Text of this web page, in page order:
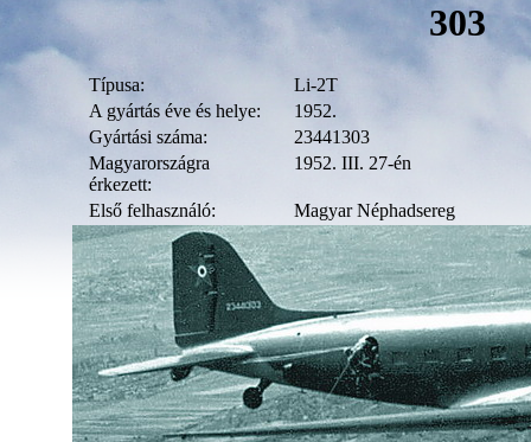
303
Típusa:
Li-2T
A gyártás éve és helye:
1952.
Gyártási száma:
23441303
Magyarországra
érkezett:
1952. III. 27-én
Első felhasználó: Magyar Néphadsereg